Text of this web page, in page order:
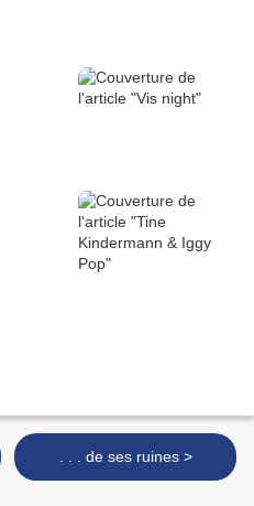
. . . de ses ruines >